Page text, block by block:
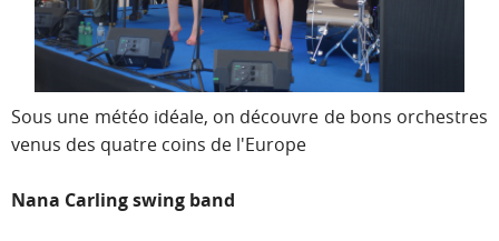
Sous une météo idéale, on découvre de bons orchestres
venus des quatre coins de l'Europe
Nana Carling swing band